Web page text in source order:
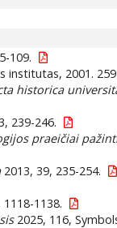
109.
institutas, 2001.
historica
239-246.
praeičiai
2013, 39, 235-254.
1138.
2025, 116,